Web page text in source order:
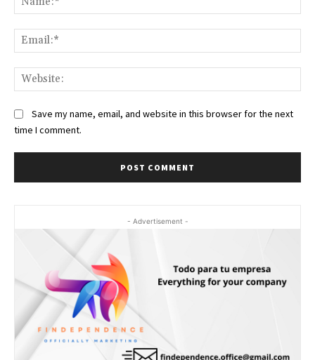
Save my name, email, and website in this browser for the next
time I comment.
- Advertisement -